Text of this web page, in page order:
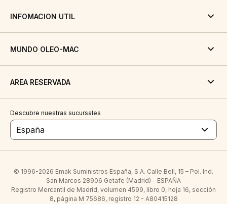
INFOMACION UTIL
MUNDO OLEO-MAC
AREA RESERVADA
Descubre nuestras sucursales
España
© 1996-2026 Emak Suministros España, S.A. Calle Bell, 15 – Pol. Ind.
San Marcos 28906 Getafe (Madrid) - ESPAÑA
Registro Mercantil de Madrid, volumen 4599, libro 0, hoja 16, sección
8, página M 75686, registro 12 - A80415128